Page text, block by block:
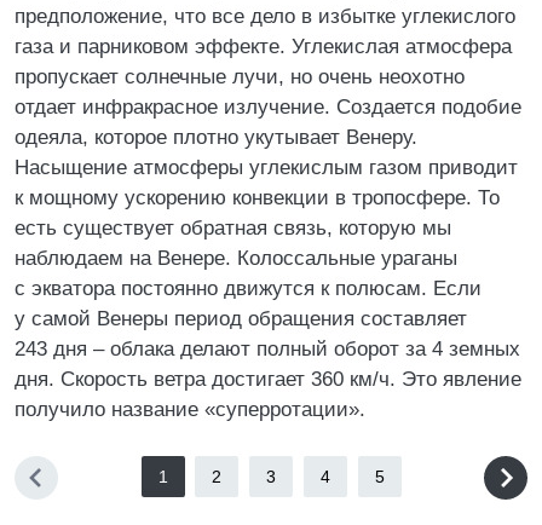
предположение, что все дело в избытке углекислого
газа и парниковом эффекте. Углекислая атмосфера
пропускает солнечные лучи, но очень неохотно
отдает инфракрасное излучение. Создается подобие
одеяла, которое плотно укутывает Венеру.
Насыщение атмосферы углекислым газом приводит
к мощному ускорению конвекции в тропосфере. То
есть существует обратная связь, которую мы
наблюдаем на Венере. Колоссальные ураганы
с экватора постоянно движутся к полюсам. Если
у самой Венеры период обращения составляет
243 дня – облака делают полный оборот за 4 земных
дня. Скорость ветра достигает 360 км/ч. Это явление
получило название «суперротации».
1 2 3 4 5